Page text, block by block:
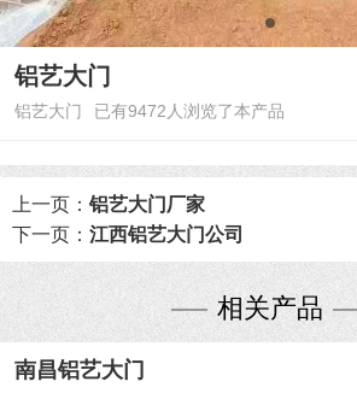
铝艺大门
铝艺大门 已有9472人浏览了本产品
上一页： 铝艺大门厂家
下一页： 江西铝艺大门公司
相关产品
南昌铝艺大门